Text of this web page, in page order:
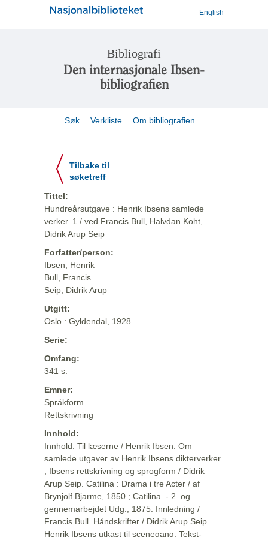
English
Bibliografi
Den internasjonale Ibsen-
bibliografien
Søk Verkliste Om bibliografien
Tilbake til
søketreff
Tittel:
Hundreårsutgave : Henrik Ibsens samlede
verker. 1 / ved Francis Bull, Halvdan Koht,
Didrik Arup Seip
Forfatter/person:
Ibsen, Henrik
Bull, Francis
Seip, Didrik Arup
Utgitt:
Oslo : Gyldendal, 1928
Serie:
Omfang:
341 s.
Emner:
Språkform
Rettskrivning
Innhold:
Innhold: Til læserne / Henrik Ibsen. Om
samlede utgaver av Henrik Ibsens dikterverker
; Ibsens rettskrivning og sprogform / Didrik
Arup Seip. Catilina : Drama i tre Acter / af
Brynjolf Bjarme, 1850 ; Catilina. - 2. og
gennemarbejdet Udg., 1875. Innledning /
Francis Bull. Håndskrifter / Didrik Arup Seip.
Henrik Ibsens utkast til scenegang. Tekst-